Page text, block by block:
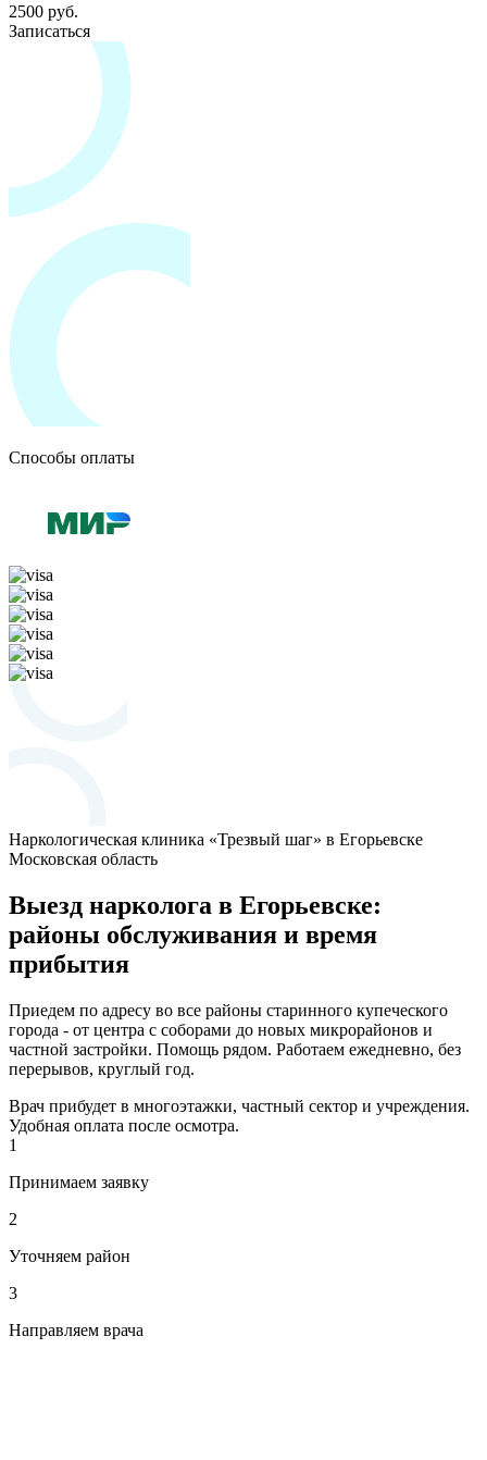
2500 руб.
Записаться
Способы оплаты
Наркологическая клиника «Трезвый шаг» в Егорьевске
Московская область
Выезд нарколога в Егорьевске:
районы обслуживания и время
прибытия
Приедем по адресу во все районы старинного купеческого
города - от центра с соборами до новых микрорайонов и
частной застройки. Помощь рядом. Работаем ежедневно, без
перерывов, круглый год.
Врач прибудет в многоэтажки, частный сектор и учреждения.
Удобная оплата после осмотра.
1
Принимаем заявку
2
Уточняем район
3
Направляем врача